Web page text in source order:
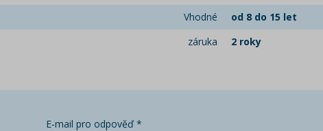
Vhodné
od 8 do 15 let
záruka
2 roky
E-mail pro odpověď *